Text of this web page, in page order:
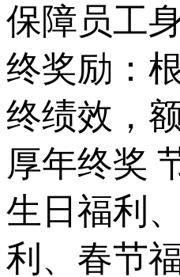
保障员工
终奖励：
终绩效，
厚年终奖
生日福利
利、春节